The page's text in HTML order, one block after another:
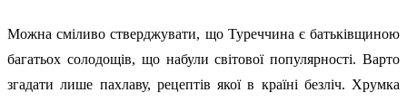
Можна сміливо стверджувати, що Туреччина є батьківщиною
багатьох солодощів, що набули світової популярності. Варто
згадати лише пахлаву, рецептів якої в країні безліч. Хрумка